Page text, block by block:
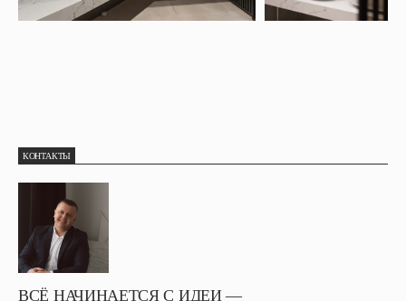
КОНТАКТЫ
ВСЁ НАЧИНАЕТСЯ С ИДЕИ —